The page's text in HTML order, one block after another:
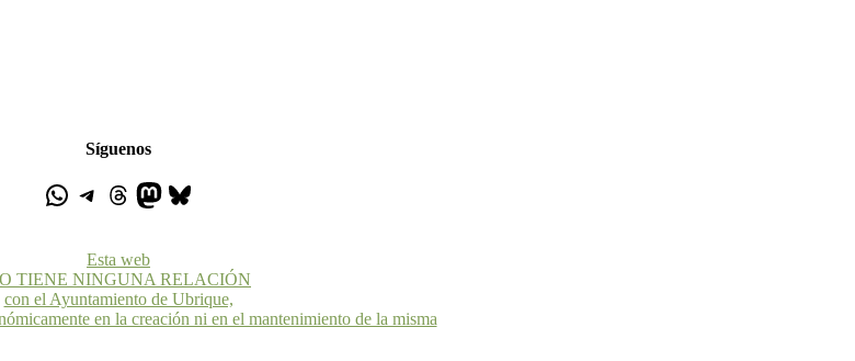
Síguenos
Esta web
TIENE NINGUNA RELACIÓN
con el Ayuntamiento de Ubrique,
en la creación ni en el mantenimiento de la misma